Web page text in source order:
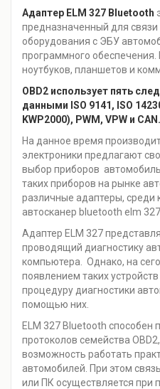
Адаптер ELM 327 Bluetooth
предназначенный для связи
оборудования с ЭБУ
программного
ноутбуков, планшетов и
OBD2 использует пять
данными ISO 9141, ISO
KWP2000), PWM, VPW и CAN.
На данное время
электроники предлагают
выбор приборов
таких приборов на рынке
различные адаптеры, среди
автосканер bluetooth elm
Адаптер ELM 327
проводящий диагностику
компьютера. Однако, на
появлением таких
процедуру диагностики
помощью них.
ELM 327 Bluetooth
протоколов семейства
возможность работать
автомобилей. При этом
или ПК осуществляется при